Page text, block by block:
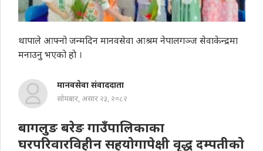
थापाले आफ्नो जन्मदिन मानवसेवा आश्रम नेपालगञ्ज सेवाकेन्द्रमा
मनाउनु भएको हाे ।
मानवसेवा संवाददाता
सोमबार, असार २३, २०८२
बागलुङ बरेङ गाउँपालिकाका
घरपरिवारविहीन सहयोगापेक्षी वृद्ध दम्पतीको